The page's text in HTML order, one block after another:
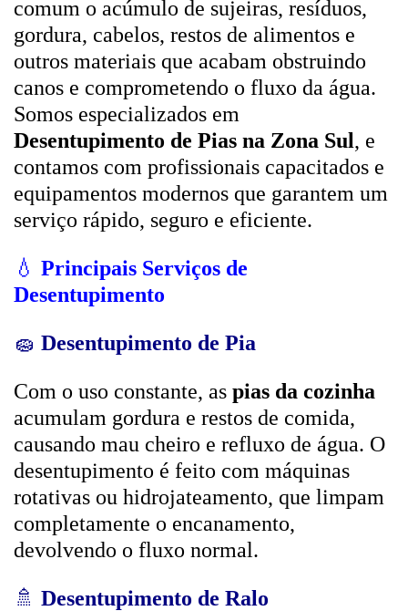
comum o acúmulo de sujeiras, resíduos,
gordura, cabelos, restos de alimentos e
outros materiais que acabam obstruindo
canos e comprometendo o fluxo da água.
Somos especializados em
Desentupimento de Pias na Zona Sul, e
contamos com profissionais capacitados e
equipamentos modernos que garantem um
serviço rápido, seguro e eficiente.
💧 Principais Serviços de
Desentupimento
🧽 Desentupimento de Pia
Com o uso constante, as pias da cozinha
acumulam gordura e restos de comida,
causando mau cheiro e refluxo de água. O
desentupimento é feito com máquinas
rotativas ou hidrojateamento, que limpam
completamente o encanamento,
devolvendo o fluxo normal.
🚿 Desentupimento de Ralo